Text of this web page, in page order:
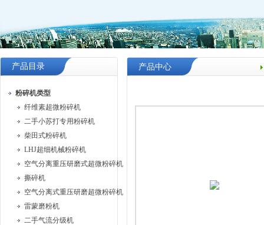
产品目录
粉碎机类型
纤维素超微粉碎机
二手小苏打专用粉碎机
柴田式粉碎机
LHJ超细机械粉碎机
空气分离重压研磨式超微粉碎机
撕碎机
空气分离式重压研磨超微粉碎机
雷蒙磨粉机
二手气流分级机
产品中心